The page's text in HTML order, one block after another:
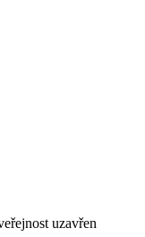
uzavřen